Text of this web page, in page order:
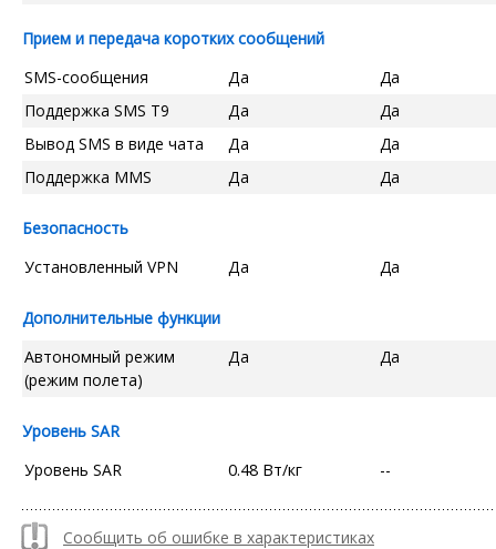
Прием и передача коротких сообщений
SMS-сообщения
Да
Да
Поддержка SMS T9
Да
Да
Вывод SMS в виде чата
Да
Да
Поддержка MMS
Да Да
Безопасность
Установленный VPN
Да Да
Дополнительные функции
Автономный режим
(режим полета)
Да Да
Уровень SAR
Уровень SAR
0.48 Вт/кг --
Сообщить об ошибке в характеристиках